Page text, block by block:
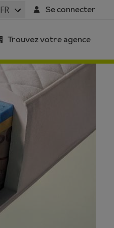
FR Se connecter
Trouvez votre agence